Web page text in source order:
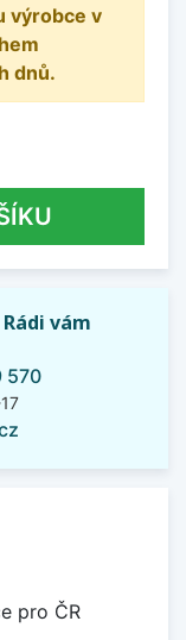
výrobce v
dnů.
vám
570
pro ČR